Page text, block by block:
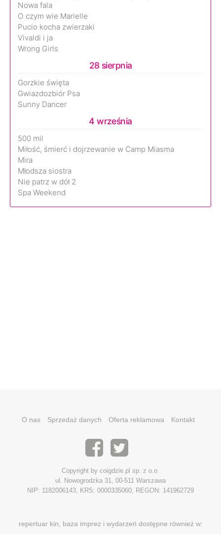
Nowa fala
O czym wie Marielle
Pucio kocha zwierzaki
Vivaldi i ja
Wrong Girls
28 sierpnia
Gorzkie święta
Gwiazdozbiór Psa
Sunny Dancer
4 września
500 mil
Miłość, śmierć i dojrzewanie w Camp Miasma
Mira
Młodsza siostra
Nie patrz w dół 2
Spa Weekend
O nas Sprzedaż danych Oferta reklamowa Kontakt
Copyright by coigdzie.pl sp. z o.o.
ul. Nowogrodzka 31, 00-511 Warszawa
NIP: 1182006143, KRS: 0000335060, REGON: 141962729
repertuar kin, baza imprez i wydarzeń dostępne również w: